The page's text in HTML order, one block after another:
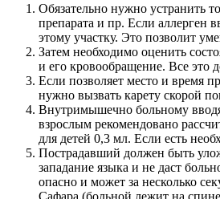
Обязательно нужно устранить
препарата и пр. Если аллерген
этому участку. Это позволит
Затем необходимо оценить
и его кровообращение. Все это
Если позволяет место и время
нужно вызвать карету скорой
Внутримышечно больному
взрослым рекомендовано
для детей 0,3 мл. Если есть
Пострадавший должен быть
западание языка и не даст
опасно и может за несколько
Сафара (больной лежит на